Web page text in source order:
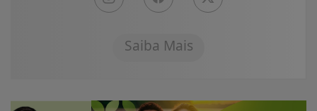
Saiba Mais